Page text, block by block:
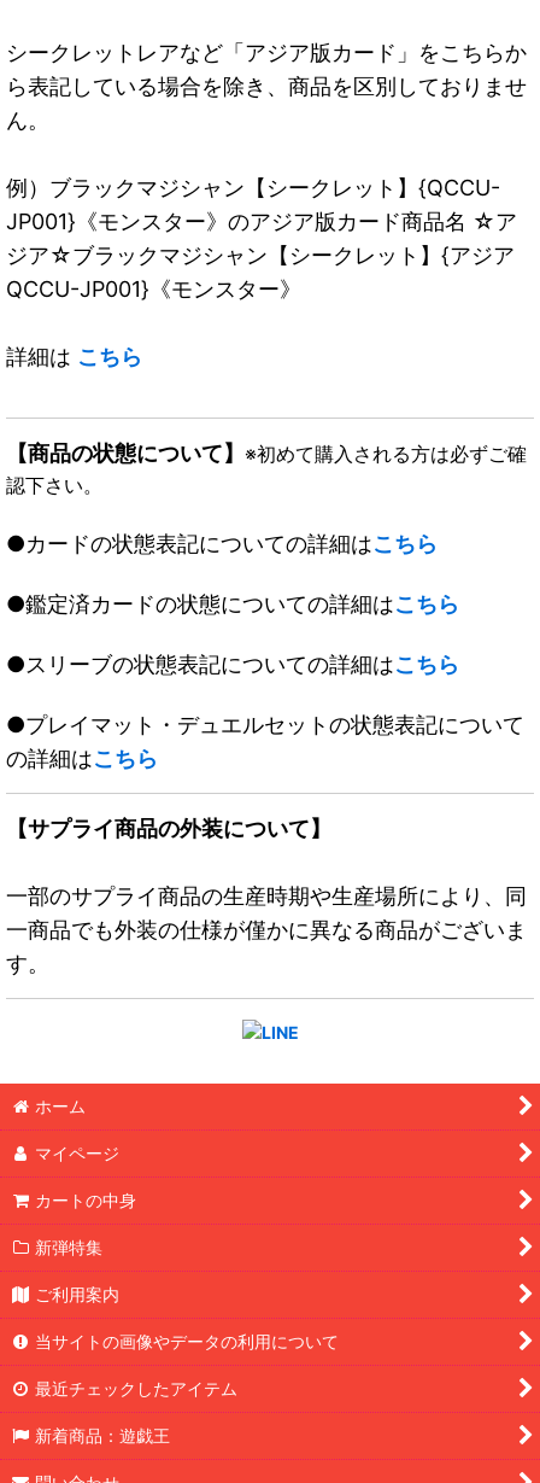
シークレットレアなど「アジア版カード」をこちらか
ら表記している場合を除き、商品を区別しておりませ
ん。
例）ブラックマジシャン【シークレット】{QCCU-
JP001}《モンスター》のアジア版カード商品名 ☆ア
ジア☆ブラックマジシャン【シークレット】{アジア
QCCU-JP001}《モンスター》
詳細は こちら
【商品の状態について】 ※初めて購入される方は必ずご確
認下さい。
●カードの状態表記についての詳細はこちら
●鑑定済カードの状態についての詳細はこちら
●スリーブの状態表記についての詳細はこちら
●プレイマット・デュエルセットの状態表記について
の詳細はこちら
【サプライ商品の外装について】
一部のサプライ商品の生産時期や生産場所により、同
一商品でも外装の仕様が僅かに異なる商品がございま
す。
ホーム
マイページ
カートの中身
新弾特集
ご利用案内
当サイトの画像やデータの利用について
最近チェックしたアイテム
新着商品：遊戯王